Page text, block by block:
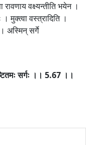
रावणाय वक्ष्यन्तीति भयेन ।
मुक्त्वा वस्त्रादिति ।
अस्मिन् सर्गे
सर्गः ।। 5.67 ।।